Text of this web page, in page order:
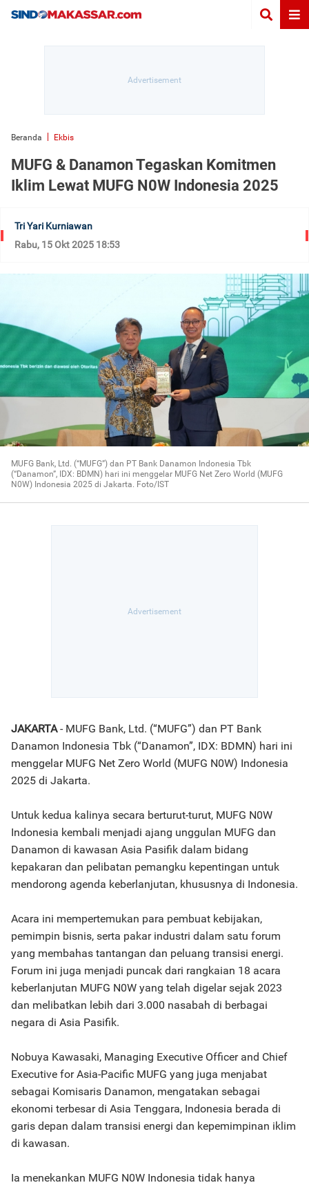
Beranda Ekbis
MUFG & Danamon Tegaskan Komitmen
Iklim Lewat MUFG N0W Indonesia 2025
Tri Yari Kurniawan
Rabu, 15 Okt 2025 18:53
MUFG Bank, Ltd. (“MUFG”) dan PT Bank Danamon Indonesia Tbk
(“Danamon”, IDX: BDMN) hari ini menggelar MUFG Net Zero World (MUFG
N0W) Indonesia 2025 di Jakarta. Foto/IST
JAKARTA- MUFG Bank, Ltd. (“MUFG”) dan PT Bank
Danamon Indonesia Tbk (“Danamon”, IDX: BDMN) hari ini
menggelar MUFG Net Zero World (MUFG N0W) Indonesia
2025 di Jakarta.
Untuk kedua kalinya secara berturut-turut, MUFG N0W
Indonesia kembali menjadi ajang unggulan MUFG dan
Danamon di kawasan Asia Pasifik dalam bidang
kepakaran dan pelibatan pemangku kepentingan untuk
mendorong agenda keberlanjutan, khususnya di Indonesia.
Acara ini mempertemukan para pembuat kebijakan,
pemimpin bisnis, serta pakar industri dalam satu forum
yang membahas tantangan dan peluang transisi energi.
Forum ini juga menjadi puncak dari rangkaian 18 acara
keberlanjutan MUFG N0W yang telah digelar sejak 2023
dan melibatkan lebih dari 3.000 nasabah di berbagai
negara di Asia Pasifik.
Nobuya Kawasaki, Managing Executive Officer and Chief
Executive for Asia-Pacific MUFG yang juga menjabat
sebagai Komisaris Danamon, mengatakan sebagai
ekonomi terbesar di Asia Tenggara, Indonesia berada di
garis depan dalam transisi energi dan kepemimpinan iklim
di kawasan.
Ia menekankan MUFG N0W Indonesia tidak hanya